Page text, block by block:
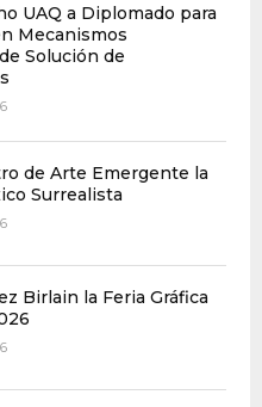
UAQ a Diplomado para
Mecanismos
Solución de
de Arte Emergente la
Surrealista
Birlain la Feria Gráfica